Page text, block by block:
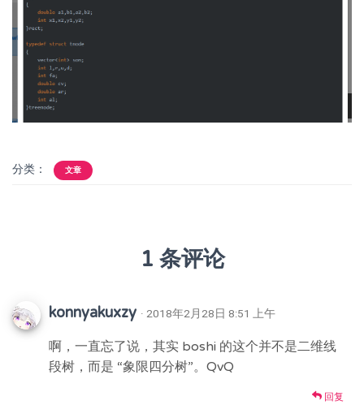
分类： 文章
1 条评论
konnyakuxzy · 2018年2月28日 8:51 上午
啊，一直忘了说，其实 boshi 的这个并不是二维线
段树，而是 “象限四分树”。QvQ
回复